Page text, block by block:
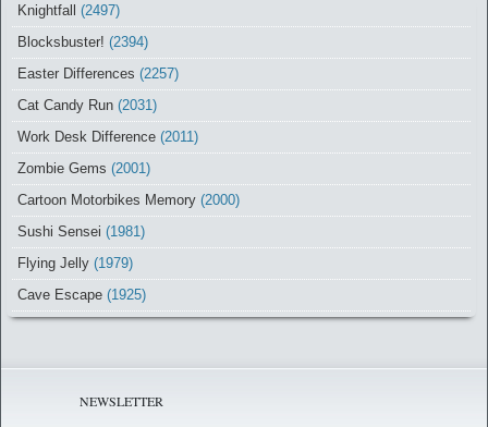
Knightfall (2497)
Blocksbuster! (2394)
Easter Differences (2257)
Cat Candy Run (2031)
Work Desk Difference (2011)
Zombie Gems (2001)
Cartoon Motorbikes Memory (2000)
Sushi Sensei (1981)
Flying Jelly (1979)
Cave Escape (1925)
NEWSLETTER